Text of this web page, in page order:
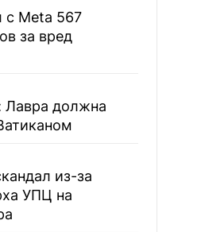
Meta 567
за вред
Лавра должна
из-за
УПЦ на